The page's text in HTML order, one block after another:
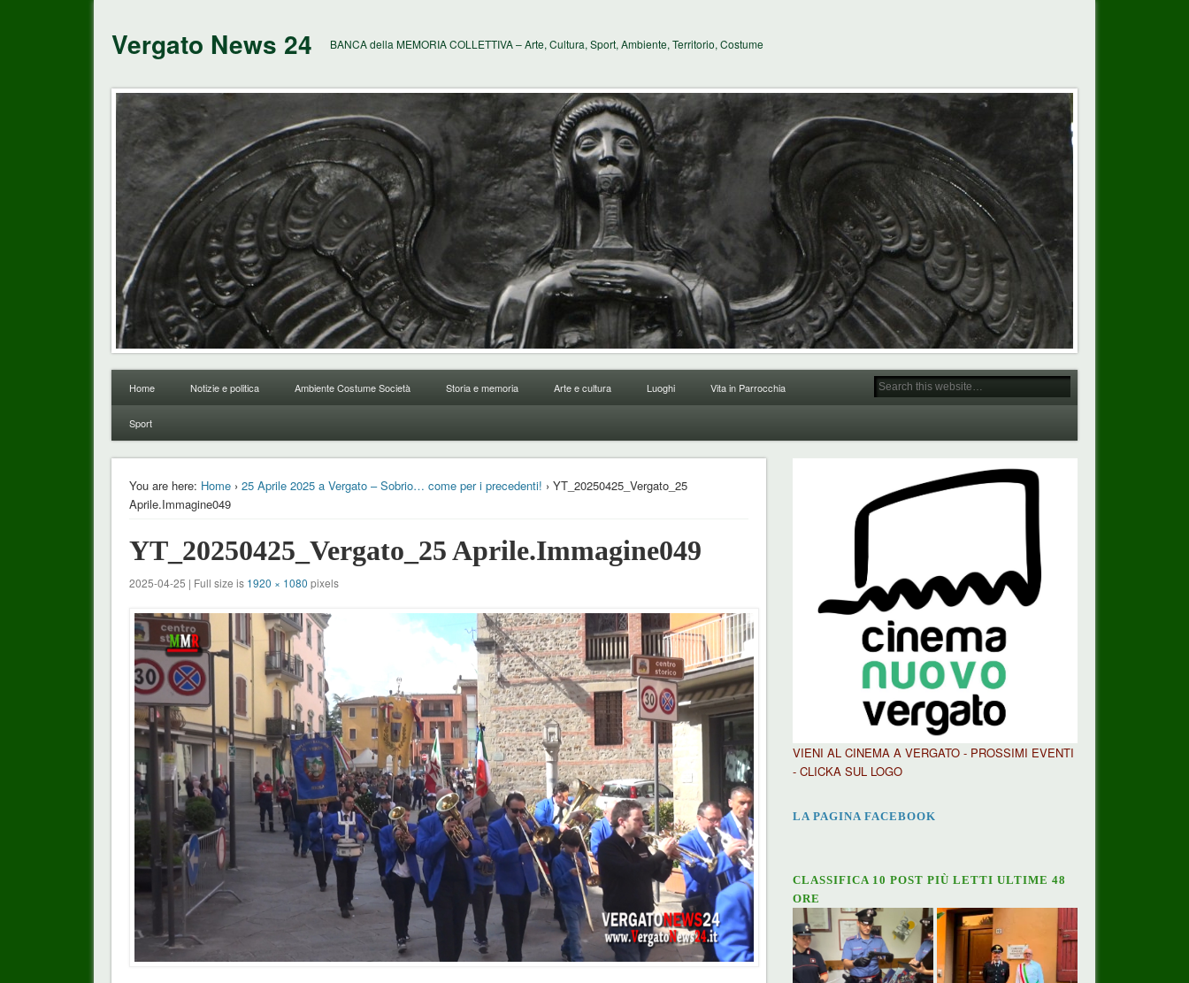
Vergato News 24 BANCA della MEMORIA COLLETTIVA – Arte, Cultura, Sport, Ambiente, Territorio, Costume
Home Notizie e politica Ambiente Costume Società Storia e memoria Arte e cultura Luoghi Vita in Parrocchia
Sport
You are here: Home› 25 Aprile 2025 a Vergato – Sobrio… come per i precedenti! › YT_20250425_Vergato_25
Aprile.Immagine049
YT_20250425_Vergato_25 Aprile.Immagine049
2025-04-25 | Full size is 1920 × 1080 pixels
VIENI AL CINEMA A VERGATO - PROSSIMI EVENTI
- CLICKA SUL LOGO
LA PAGINA FACEBOOK
CLASSIFICA 10 POST PIÙ LETTI ULTIME 48
ORE